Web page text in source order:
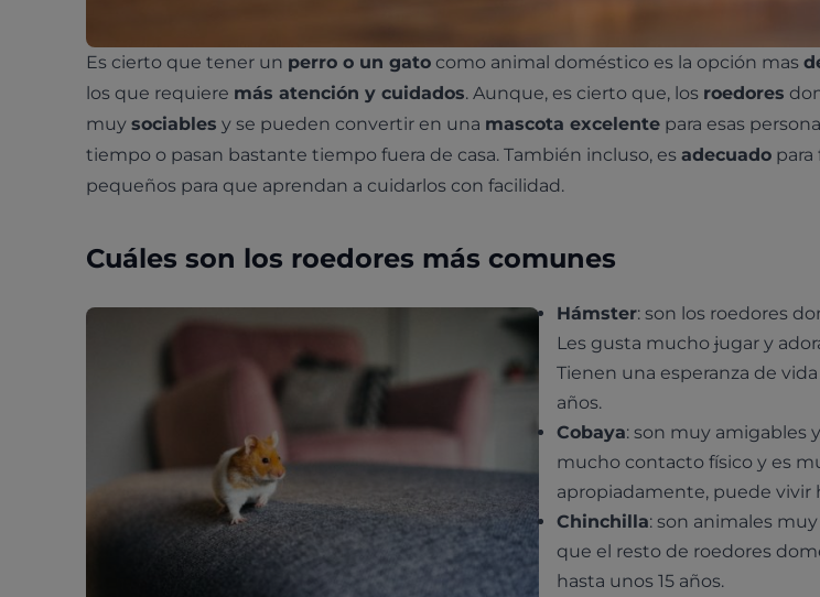
Es cierto que tener un perro o un gato como animal doméstico es la opción mas
los que requiere más atención y cuidados. Aunque, es cierto que, los roedores
muy sociables y se pueden convertir en una mascota excelente para esas
tiempo o pasan bastante tiempo fuera de casa. También incluso, es adecuado para
pequeños para que aprendan a cuidarlos con facilidad.
Cuáles son los roedores más comunes
Hámster: son los roedores
Les gusta mucho jugar y
Tienen una esperanza de
años.
Cobaya: son muy amigables
mucho contacto físico y es
apropiadamente, puede vivir
Chinchilla: son animales
que el resto de roedores
hasta unos 15 años.